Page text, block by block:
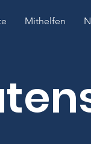
Mithelfen